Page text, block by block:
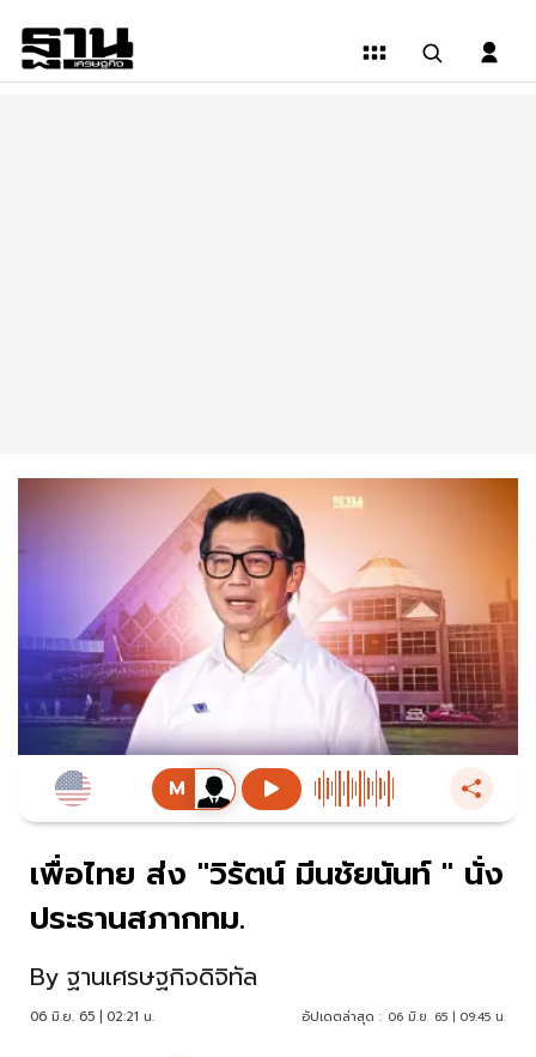
เพื่อไทย ส่ง "วิรัตน์ มีนชัยนันท์ " นั่ง
ประธานสภากทม.
By ฐานเศรษฐกิจดิจิทัล
06 มิ.ย. 65 | 02:21 น. อัปเดตล่าสุด : 06 มิ.ย. 65 | 09:45 น.